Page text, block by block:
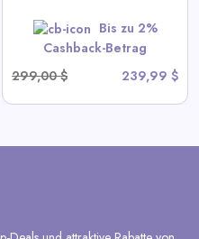
Bis zu 2%
Cashback-Betrag
299,00 $
239,99 $